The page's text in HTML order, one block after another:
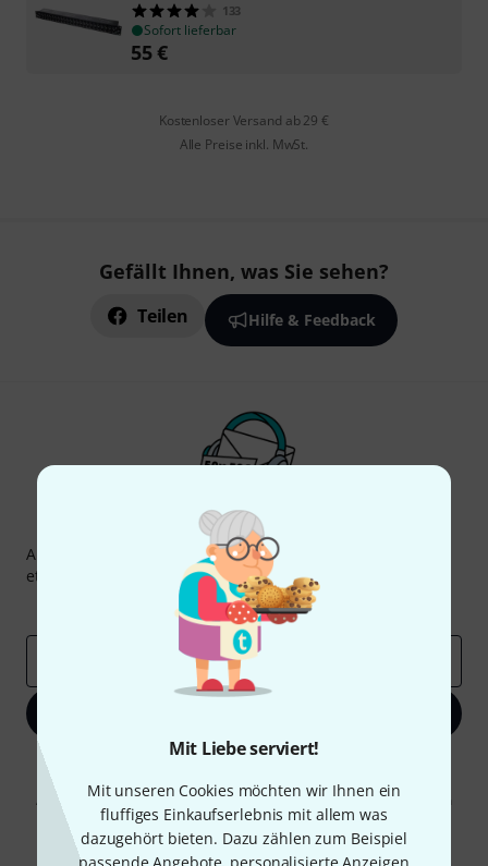
Mit Liebe serviert!
Mit unseren Cookies möchten wir Ihnen ein
fluffiges Einkaufserlebnis mit allem was
dazugehört bieten. Dazu zählen zum Beispiel
133
Sofort lieferbar
55€
Kostenloser Versand ab 29 €
Alle Preise inkl. MwSt.
Gefällt Ihnen, was Sie sehen?
Teilen Hilfe & Feedback
Thomann Newsletter
Abonniere den Thomann Newsletter und gewinne mit
etwas Glück einen von50 Gutscheinenüber jeweils
Inspirierende Beiträge
Deals
Mit Klick auf „Jetzt anmelden“ stimmen Sie dem Erhalt von E-Mail-
Werbung und einer Messung des E-Mail-Nutzungsverhaltens zu. Die
Abmeldung ist jederzeit möglich. Weitere Informationen finden Sie in
unserenDatenschutzhinweisen.